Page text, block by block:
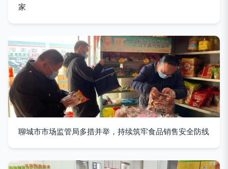
家
聊城市市场监管局多措并举，持续筑牢食品销售安全防线